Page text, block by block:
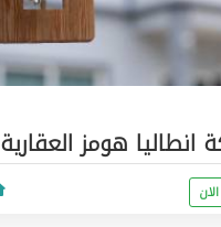
انطاليا هومز العقارية